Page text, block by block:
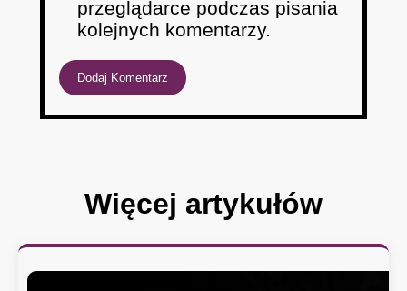
przeglądarce podczas pisania
kolejnych komentarzy.
Więcej artykułów